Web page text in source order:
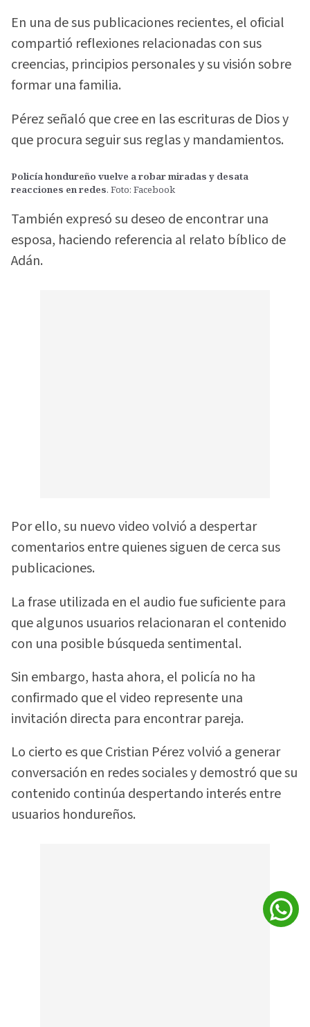
En una de sus publicaciones recientes, el oficial
compartió reflexiones relacionadas con sus
creencias, principios personales y su visión sobre
formar una familia.
Pérez señaló que cree en las escrituras de Dios y
que procura seguir sus reglas y mandamientos.
Policía hondureño vuelve a robar miradas y desata
reacciones en redes. Foto: Facebook
También expresó su deseo de encontrar una
esposa, haciendo referencia al relato bíblico de
Adán.
Por ello, su nuevo video volvió a despertar
comentarios entre quienes siguen de cerca sus
publicaciones.
La frase utilizada en el audio fue suficiente para
que algunos usuarios relacionaran el contenido
con una posible búsqueda sentimental.
Sin embargo, hasta ahora, el policía no ha
confirmado que el video represente una
invitación directa para encontrar pareja.
Lo cierto es que Cristian Pérez volvió a generar
conversación en redes sociales y demostró que su
contenido continúa despertando interés entre
usuarios hondureños.